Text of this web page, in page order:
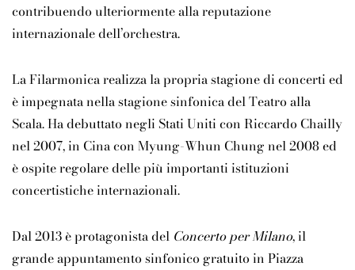
contribuendo ulteriormente alla reputazione
internazionale dell’orchestra.
La Filarmonica realizza la propria stagione di concerti ed
è impegnata nella stagione sinfonica del Teatro alla
Scala. Ha debuttato negli Stati Uniti con Riccardo Chailly
nel 2007, in Cina con Myung-Whun Chung nel 2008 ed
è ospite regolare delle più importanti istituzioni
concertistiche internazionali.
Dal 2013 è protagonista del Concerto per Milano, il
grande appuntamento sinfonico gratuito in Piazza